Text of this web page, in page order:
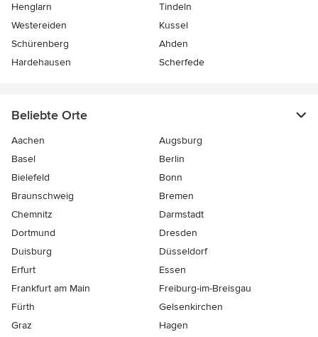
Henglarn
Tindeln
Westereiden
Kussel
Schürenberg
Ahden
Hardehausen
Scherfede
Beliebte Orte
Aachen
Augsburg
Basel
Berlin
Bielefeld
Bonn
Braunschweig
Bremen
Chemnitz
Darmstadt
Dortmund
Dresden
Duisburg
Düsseldorf
Erfurt
Essen
Frankfurt am Main
Freiburg-im-Breisgau
Fürth
Gelsenkirchen
Graz
Hagen